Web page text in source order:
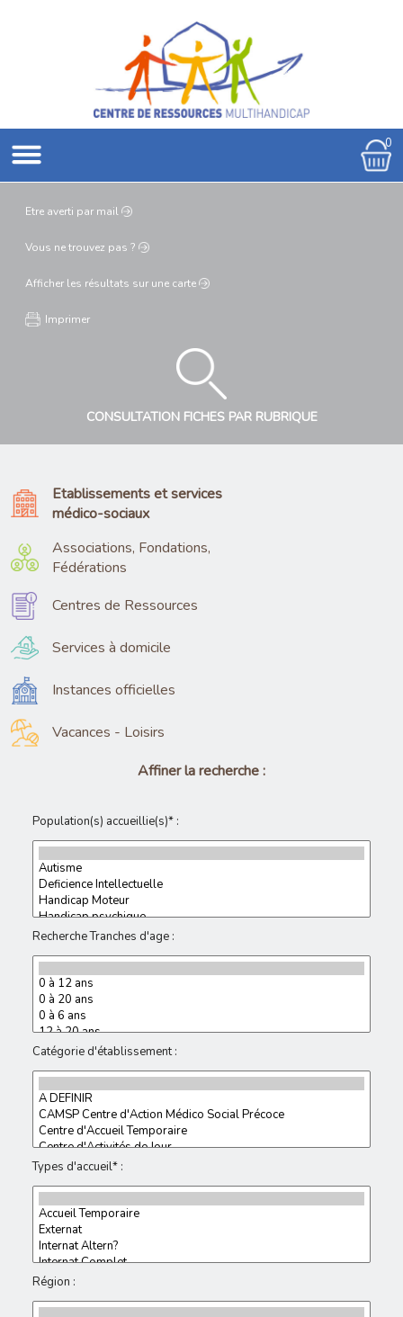
0
Etre averti par mail
Vous netrouvez pas ?
Afficher les résultats sur une carte
Imprimer
CONSULTATION FICHES PAR RUBRIQUE
Etablissements et services
médico-sociaux
Associations, Fondations,
Fédérations
Centres de Ressources
Services à domicile
Instances officielles
Vacances - Loisirs
Affiner la recherche :
Population(s) accueillie(s)* :
Recherche Tranches d'age :
Catégorie d'établissement :
Types d'accueil* :
Région :